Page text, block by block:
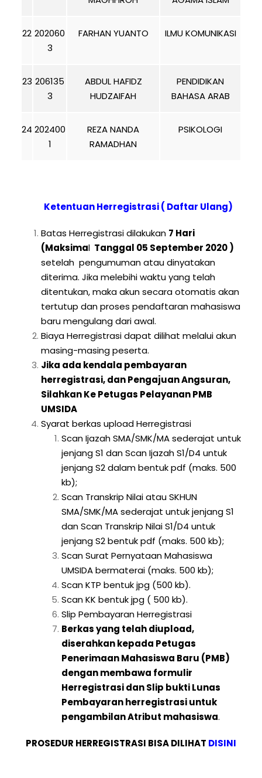
22 202060
3
FARHAN YUANTO ILMU KOMUNIKASI
23 206135
3
ABDUL HAFIDZ
HUDZAIFAH
PENDIDIKAN
BAHASA ARAB
24 202400
1
REZA NANDA
RAMADHAN
PSIKOLOGI
Ketentuan Herregistrasi ( Daftar Ulang)
Batas Herregistrasi dilakukan 7 Hari
(Maksimal Tanggal 05 September 2020 )
setelah pengumuman atau dinyatakan
diterima. Jika melebihi waktu yang telah
ditentukan, maka akun secara otomatis akan
tertutup dan proses pendaftaran mahasiswa
baru mengulang dari awal.
Biaya Herregistrasi dapat dilihat melalui akun
masing-masing peserta.
Jika ada kendala pembayaran
herregistrasi, dan Pengajuan Angsuran,
Silahkan Ke Petugas Pelayanan PMB
UMSIDA
Syarat berkas upload Herregistrasi
Scan Ijazah SMA/SMK/MA sederajat untuk
jenjang S1 dan Scan Ijazah S1/D4 untuk
jenjang S2 dalam bentuk pdf (maks. 500
kb);
Scan Transkrip Nilai atau SKHUN
SMA/SMK/MA sederajat untuk jenjang S1
dan Scan Transkrip Nilai S1/D4 untuk
jenjang S2 bentuk pdf (maks. 500 kb);
Scan Surat Pernyataan Mahasiswa
UMSIDA bermaterai (maks. 500 kb);
Scan KTP bentuk jpg (500 kb).
Scan KK bentuk jpg ( 500 kb).
Slip Pembayaran Herregistrasi
Berkas yang telah diupload,
diserahkan kepada Petugas
Penerimaan Mahasiswa Baru (PMB)
dengan membawa formulir
Herregistrasi dan Slip bukti Lunas
Pembayaran herregistrasi untuk
pengambilan Atribut mahasiswa.
PROSEDUR HERREGISTRASI BISA DILIHAT DISINI